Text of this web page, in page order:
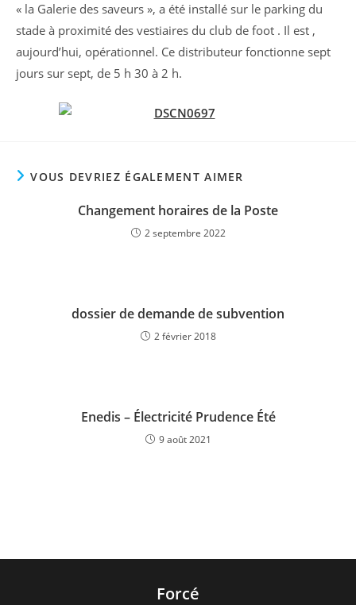
« la Galerie des saveurs », a été installé sur le parking du
stade à proximité des vestiaires du club de foot . Il est ,
aujourd’hui, opérationnel. Ce distributeur fonctionne sept
jours sur sept, de 5 h 30 à 2 h.
VOUS DEVRIEZ ÉGALEMENT AIMER
Changement horaires de la Poste
2 septembre 2022
dossier de demande de subvention
2 février 2018
Enedis – Électricité Prudence Été
9 août 2021
Forcé